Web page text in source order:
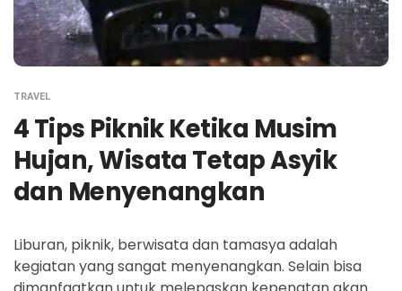
TRAVEL
4 Tips Piknik Ketika Musim
Hujan, Wisata Tetap Asyik
dan Menyenangkan
Liburan, piknik, berwisata dan tamasya adalah
kegiatan yang sangat menyenangkan. Selain bisa